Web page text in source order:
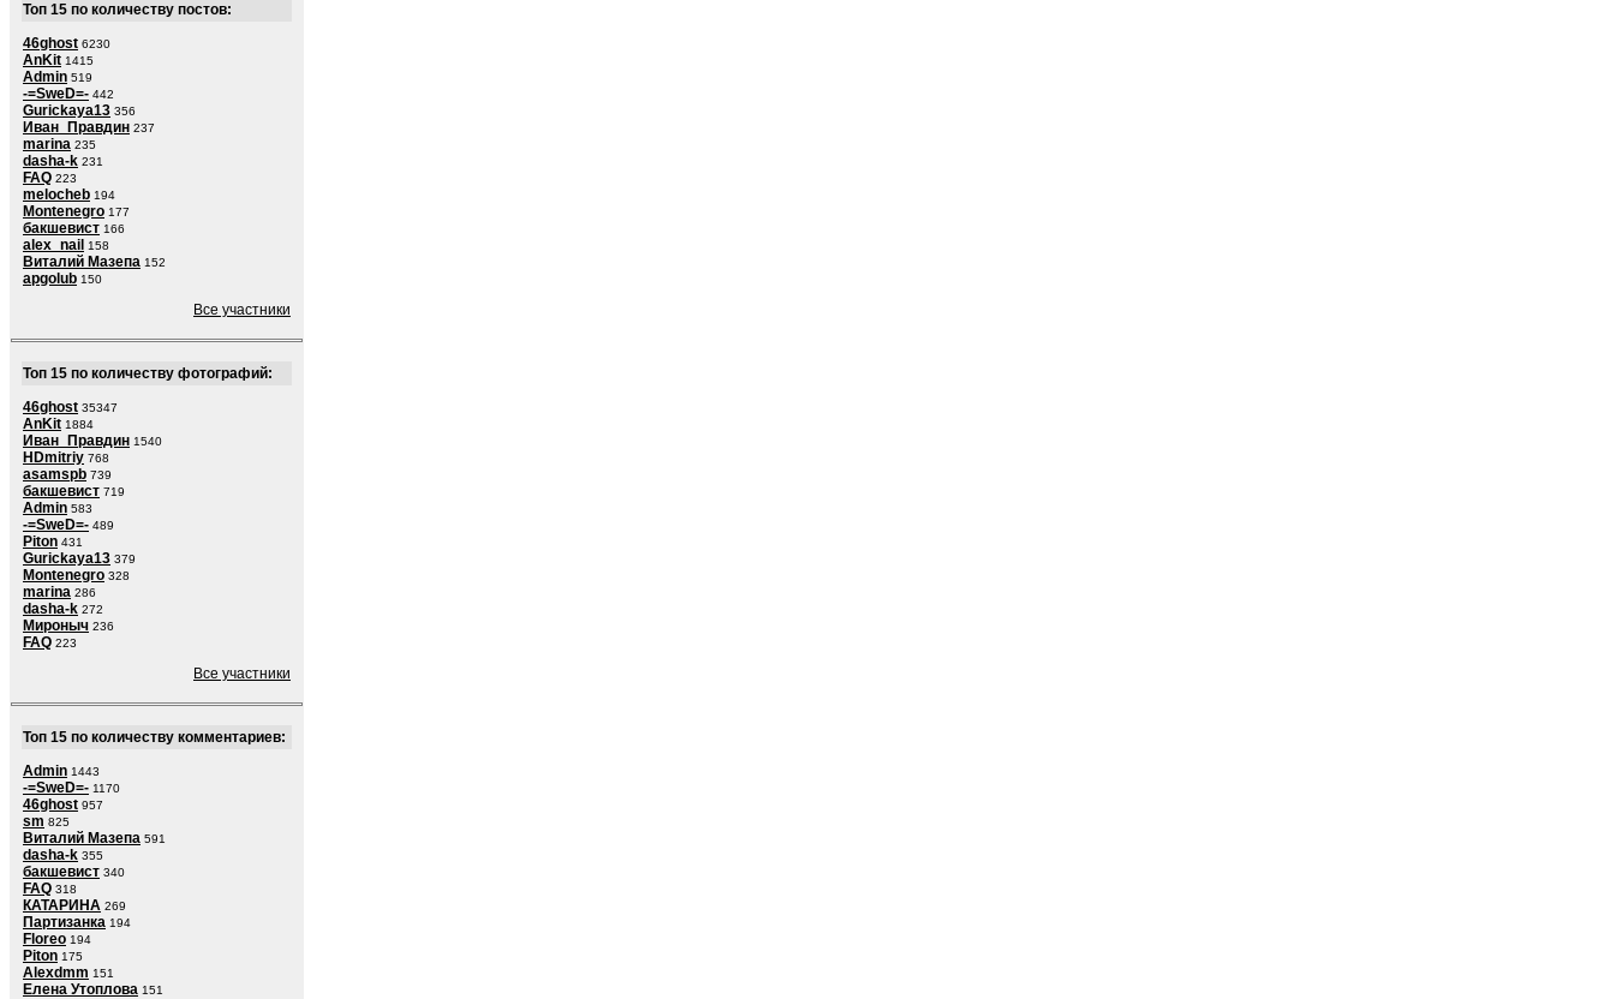
Топ 15 по количеству постов:
46ghost 6230
AnKit 1415
Admin 519
-=SweD=- 442
Gurickaya13 356
Иван_Правдин 237
marina 235
dasha-k 231
FAQ 223
melocheb 194
Montenegro 177
бакшевист 166
alex_nail 158
Виталий Мазепа 152
apgolub 150
Все участники
Топ 15 по количеству фотографий:
46ghost 35347
AnKit 1884
Иван_Правдин 1540
HDmitriy 768
asamspb 739
бакшевист 719
Admin 583
-=SweD=- 489
Piton 431
Gurickaya13 379
Montenegro 328
marina 286
dasha-k 272
Мироныч 236
FAQ 223
Все участники
Топ 15 по количеству комментариев:
Admin 1443
-=SweD=- 1170
46ghost 957
sm 825
Виталий Мазепа 591
dasha-k 355
бакшевист 340
FAQ 318
КАТАРИНА 269
Партизанка 194
Floreo 194
Piton 175
Alexdmm 151
Елена Утоплова 151